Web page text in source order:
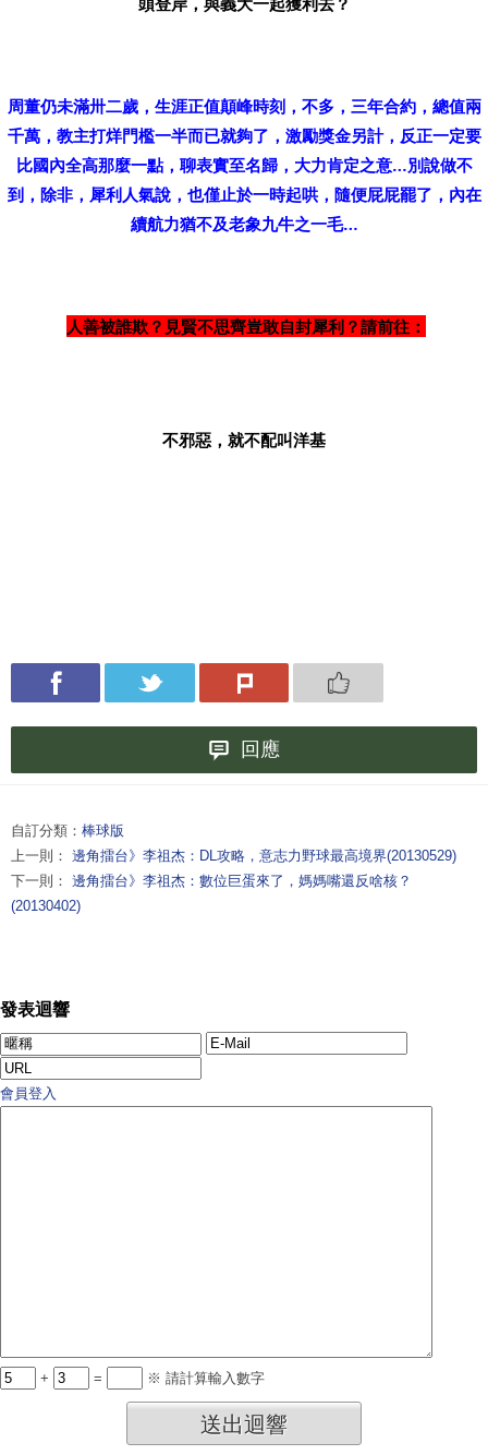
周董仍未滿卅二歲，生涯正值顛峰時刻，不多，三年合約，總值兩
千萬，教主打烊門檻一半而已就夠了，激勵獎金另計，反正一定要
比國內全高那麼一點，聊表實至名歸，大力肯定之意…別說做不
到，除非，犀利人氣說，也僅止於一時起哄，隨便屁屁罷了，內在
續航力猶不及老象九牛之一毛…
人善被誰欺？見賢不思齊豈敢自封犀利？請前往：
不邪惡，就不配叫洋基
回應
自訂分類： 棒球版
上一則： 邊角擂台》李祖杰：DL攻略，意志力野球最高境界(20130529)
下一則： 邊角擂台》李祖杰：數位巨蛋來了，媽媽嘴還反啥核？
(20130402)
發表迴響
會員登入
+ = ※ 請計算輸入數字
送出迴響